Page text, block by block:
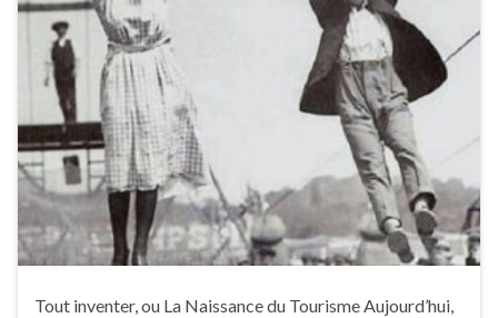
Tout inventer, ou La Naissance du Tourisme Aujourd’hui,